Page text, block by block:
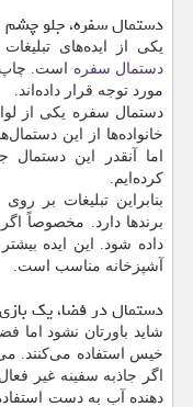
دستمال سفره، جلو چشم
یکی از ایده‌های
دستمال سفره است. چاپ
مورد توجه قرار داده‌اند.
دستمال سفره یکی از
خانواده‌ها از این
اما آنقدر این
کرده‌ایم.
بنابراین تبلیغات بر
برندها دارد. مخصوصاً
داده شود. این ایده
آشپزخانه مناسب است.
دستمال در فضا، یک
شاید باورتان نشود اما
خیس استفاده می‌کنند. می
اگر جاذبه سفینه غیر
دهنده آب به دست